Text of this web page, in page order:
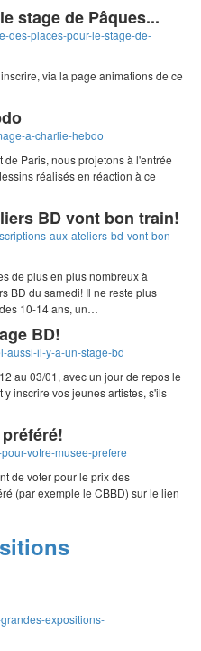
stage de Pâques...
des-places-pour-le-stage-de-
via la page animations de ce
a-charlie-hebdo
Paris, nous projetons à l'entrée
réalisés en réaction à ce
BD vont bon train!
aux-ateliers-bd-vont-bon-
de plus en plus nombreux à
BD du samedi! Il ne reste plus
10-14 ans, un…
BD!
aussi-il-y-a-un-stage-bd
au 03/01, avec un jour de repos le
inscrire vos jeunes artistes, s'ils
votre-musee-prefere
de voter pour le prix des
(par exemple le CBBD) sur le lien
expositions-